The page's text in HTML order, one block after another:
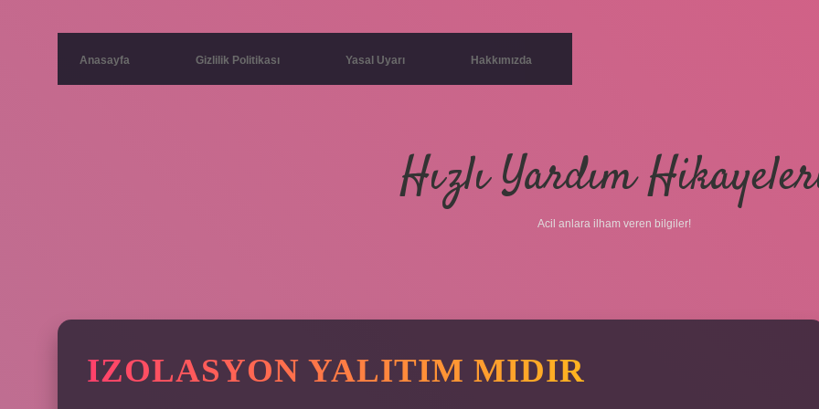
Anasayfa Gizlilik Politikası Yasal Uyarı Hakkımızda
Hızlı Yardım
Acil anlara ilham veren bilgiler!
IZOLASYON YALITIM MIDIR